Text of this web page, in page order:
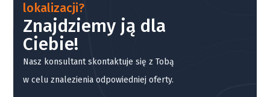
lokalizacji?
Znajdziemy ją dla
Ciebie!
Nasz konsultant skontaktuje się z Tobą
w celu znalezienia odpowiedniej oferty.